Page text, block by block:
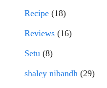
Recipe (18)
Reviews (16)
Setu (8)
shaley nibandh (29)